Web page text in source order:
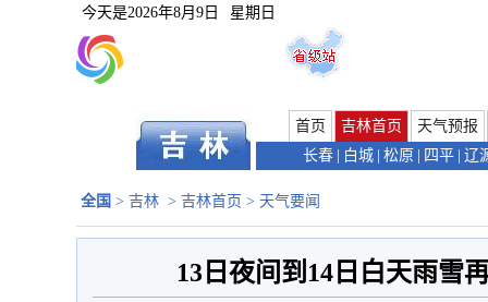
今天是2026年8月9日 星期日
首页 吉林首页
天气预报
长春
白城 松原 四平 辽
全国 > 吉林 > 吉林首页 > 天气要闻
13日夜间到14日白天雨雪